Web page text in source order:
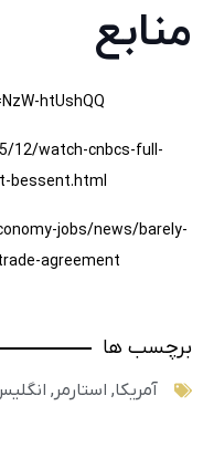
منابع
htUshQQ
12/watch-cnbcs-full-
bessent.html
jobs/news/barely-
agreement
برچسب ها
آمریکا, استارمر ,